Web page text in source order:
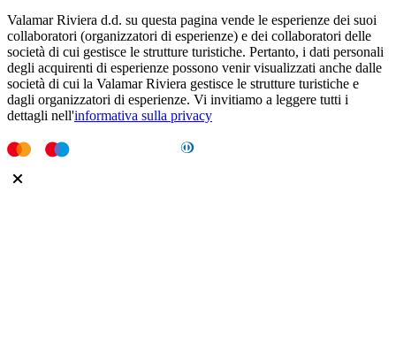
Valamar Riviera d.d. su questa pagina vende le esperienze dei suoi
collaboratori (organizzatori di esperienze) e dei collaboratori delle
società di cui gestisce le strutture turistiche. Pertanto, i dati personali
degli acquirenti di esperienze possono venir visualizzati anche dalle
società di cui la Valamar Riviera gestisce le strutture turistiche e
dagli organizzatori di esperienze. Vi invitiamo a leggere tutti i
dettagli nell'informativa sulla privacy